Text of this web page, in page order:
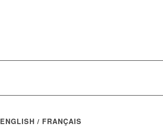
ENGLISH / FRANÇAIS